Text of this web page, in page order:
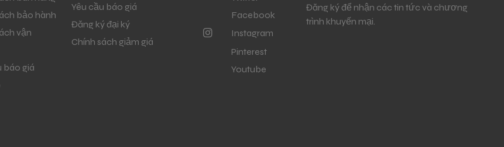
bảo hành
vận
báo giá
Yêu cầu báo giá
Đăng ký đại ký
Chính sách giảm giá
Facebook
Instagram
Pinterest
Youtube
Đăng ký để nhận các tin tức và chương
trình khuyến mại.